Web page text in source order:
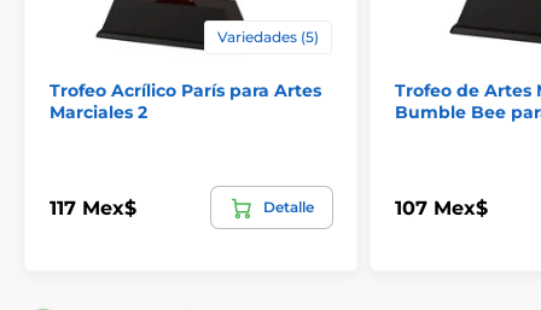
Variedades (5)
Trofeo Acrílico París para Artes
Marciales 2
117 Mex$ Detalle
Trofeo de Artes
Bumble Bee
107 Mex$